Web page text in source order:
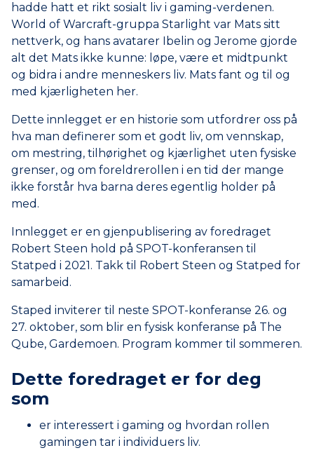
hadde hatt et rikt sosialt liv i gaming-verdenen.
World of Warcraft-gruppa Starlight var Mats sitt
nettverk, og hans avatarer Ibelin og Jerome gjorde
alt det Mats ikke kunne: løpe, være et midtpunkt
og bidra i andre menneskers liv. Mats fant og til og
med kjærligheten her.
Dette innlegget er en historie som utfordrer oss på
hva man definerer som et godt liv, om vennskap,
om mestring, tilhørighet og kjærlighet uten fysiske
grenser, og om foreldrerollen i en tid der mange
ikke forstår hva barna deres egentlig holder på
med.
Innlegget er en gjenpublisering av foredraget
Robert Steen hold på SPOT-konferansen til
Statped i 2021. Takk til Robert Steen og Statped for
samarbeid.
Staped inviterer til neste SPOT-konferanse 26. og
27. oktober, som blir en fysisk konferanse på The
Qube, Gardemoen. Program kommer til sommeren.
Dette foredraget er for deg
som
er interessert i gaming og hvordan rollen
gamingen tar i individuers liv.